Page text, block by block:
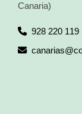
Canaria)
928 220 119
canarias